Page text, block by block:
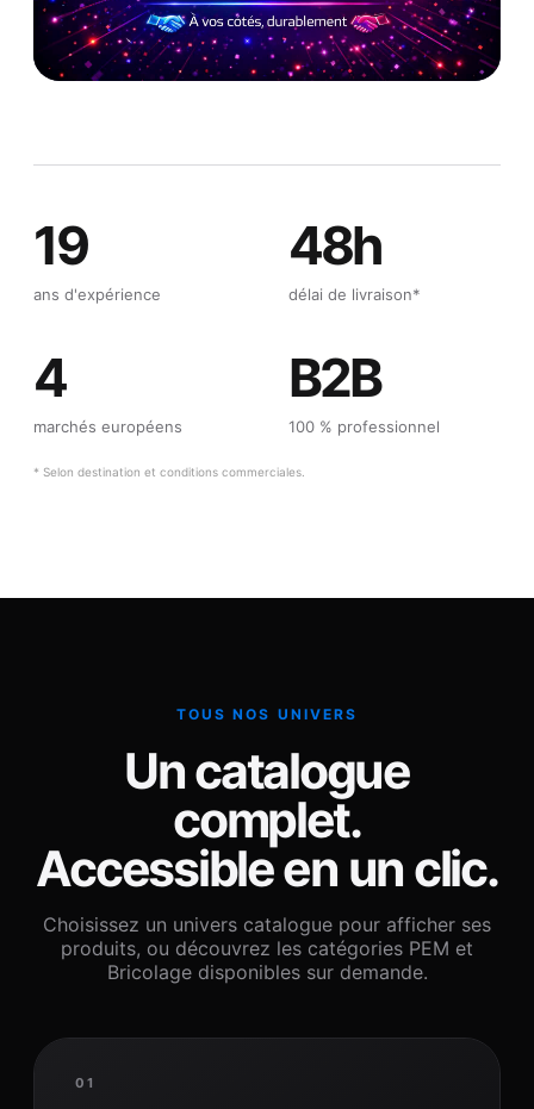
19
ans d'expérience
48h
délai de livraison*
4
marchés européens
B2B
100 % professionnel
* Selon destination et conditions commerciales.
TOUS NOS UNIVERS
Un catalogue
complet.
Accessible en un clic.
Choisissez un univers catalogue pour afficher ses
produits, ou découvrez les catégories PEM et
Bricolage disponibles sur demande.
01